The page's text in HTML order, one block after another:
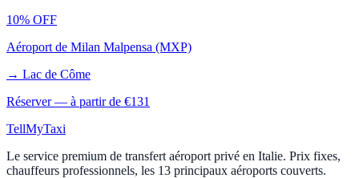
10% OFF
Aéroport de Milan Malpensa (MXP)
→ Lac de Côme
Réserver — à partir de €131
TellMyTaxi
Le service premium de transfert aéroport privé en Italie. Prix fixes,
chauffeurs professionnels, les 13 principaux aéroports couverts.